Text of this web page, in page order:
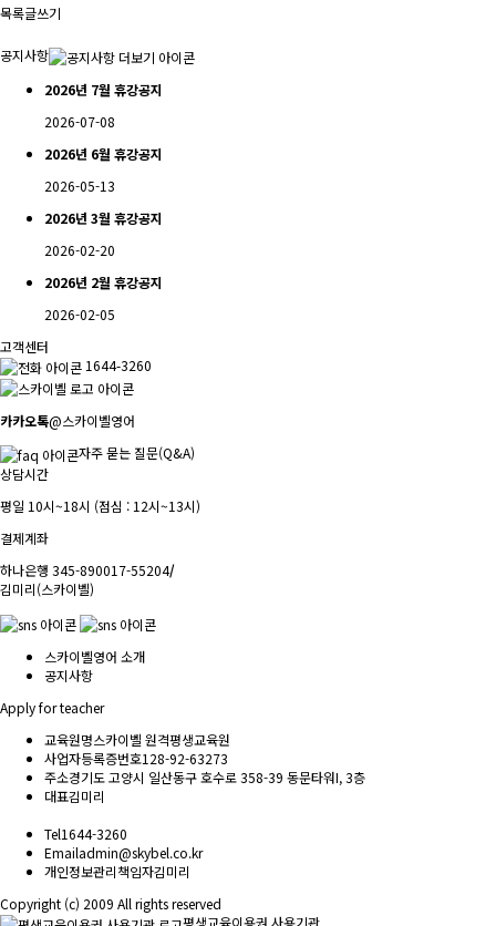
목록글쓰기
공지사항
2026년 7월 휴강공지
2026-07-08
2026년 6월 휴강공지
2026-05-13
2026년 3월 휴강공지
2026-02-20
2026년 2월 휴강공지
2026-02-05
고객센터
1644-3260
카카오톡@스카이벨영어
자주 묻는 질문(Q&A)
상담시간
평일 10시~18시 (점심 : 12시~13시)
결제계좌
하나은행 345-890017-55204/
김미리(스카이벨)
스카이벨영어 소개
공지사항
Apply for teacher
교육원명스카이벨 원격평생교육원
사업자등록증번호128-92-63273
주소경기도 고양시 일산동구 호수로 358-39 동문타워I, 3층
대표김미리
Tel1644-3260
Emailadmin@skybel.co.kr
개인정보관리책임자김미리
Copyright (c) 2009 All rights reserved
평생교육이용권 사용기관